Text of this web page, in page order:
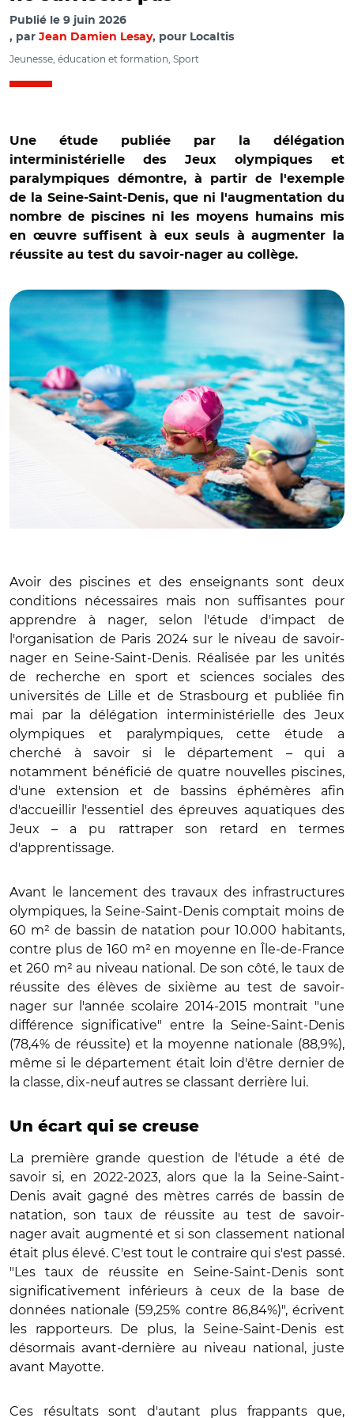
Publié le 9 juin 2026
par Jean Damien Lesay, pour Localtis
Jeunesse, éducation et formation, Sport
Une étude publiée par la délégation
interministérielle des Jeux olympiques et
paralympiques démontre, à partir de l'exemple
de la Seine-Saint-Denis, que ni l'augmentation du
nombre de piscines ni les moyens humains mis
en œuvre suffisent à eux seuls à augmenter la
réussite au test du savoir-nager au collège.
Avoir des piscines et des enseignants sont deux
conditions nécessaires mais non suffisantes pour
apprendre à nager, selon l'étude d'impact de
l'organisation de Paris 2024 sur le niveau de savoir-
nager en Seine-Saint-Denis. Réalisée par les unités
de recherche en sport et sciences sociales des
universités de Lille et de Strasbourg et publiée fin
mai par la délégation interministérielle des Jeux
olympiques et paralympiques, cette étude a
cherché à savoir si le département – qui a
notamment bénéficié de quatre nouvelles piscines,
d'une extension et de bassins éphémères afin
d'accueillir
l'essentiel des épreuves aquatiques des
Jeux – a pu rattraper son retard en termes
d'apprentissage.
Avant le lancement des travaux des infrastructures
olympiques, la Seine-Saint-Denis comptait moins de
60 m² de bassin de natation pour 10.000 habitants,
contre plus de 160 m² en moyenne en Île-de-France
et 260 m² au niveau national. De son côté, le taux de
réussite des élèves de sixième au test de savoir-
nager sur l'année scolaire 2014-2015 montrait "une
différence significative" entre la Seine-Saint-Denis
(78,4% de réussite) et la moyenne nationale (88,9%),
même si le département était loin d'être dernier de
la classe, dix-neuf autres se classant derrière lui.
Un écart qui se creuse
La première grande question de l'étude a été de
savoir si, en 2022-2023, alors que la la Seine-Saint-
Denis avait gagné des mètres carrés de bassin de
natation, son taux de réussite au test de savoir-
nager avait augmenté et si son classement national
était plus élevé. C'est tout le contraire qui s'est passé.
"Les taux de réussite en Seine-Saint-Denis sont
significativement inférieurs à ceux de la base de
données nationale (59,25% contre 86,84%)", écrivent
les rapporteurs. De plus, la Seine-Saint-Denis est
désormais avant-dernière au niveau national, juste
avant Mayotte.
Ces résultats sont d'autant plus frappants que,